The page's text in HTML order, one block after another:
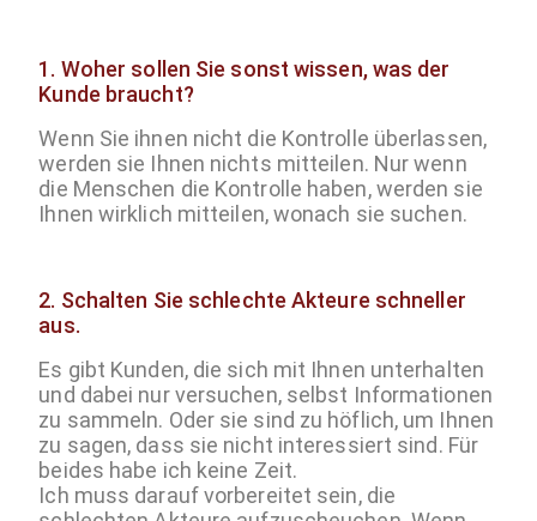
1. Woher sollen Sie sonst wissen, was der
Kunde braucht?
Wenn Sie ihnen nicht die Kontrolle überlassen,
werden sie Ihnen nichts mitteilen. Nur wenn
die Menschen die Kontrolle haben, werden sie
Ihnen wirklich mitteilen, wonach sie suchen.
2. Schalten Sie schlechte Akteure schneller
aus.
Es gibt Kunden, die sich mit Ihnen unterhalten
und dabei nur versuchen, selbst Informationen
zu sammeln. Oder sie sind zu höflich, um Ihnen
zu sagen, dass sie nicht interessiert sind. Für
beides habe ich keine Zeit.
Ich muss darauf vorbereitet sein, die